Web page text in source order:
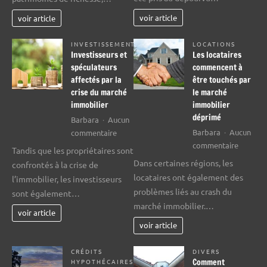
appartement
voir article voir article
INVESTISSEMENT
Investisseurs et
spéculateurs
affectés par la
crise du marché
immobilier
Barbara
Aucun
commentairesur
affectés
immobilier
Tandis que les propriétaires sont
confrontés à la crise de
l’immobilier, les investisseurs
sont également…
voir article
LOCATIONS
Les locataires
commencent à
être touchés par
le marché
immobilier
déprimé
Barbara
Aucun
commentairesur
Dans certaines régions, les
locataires ont également des
problèmes liés au crash du
marché immobilier.…
voir article
CRÉDITS
HYPOTHÉCAIRES
DIVERS
Comment